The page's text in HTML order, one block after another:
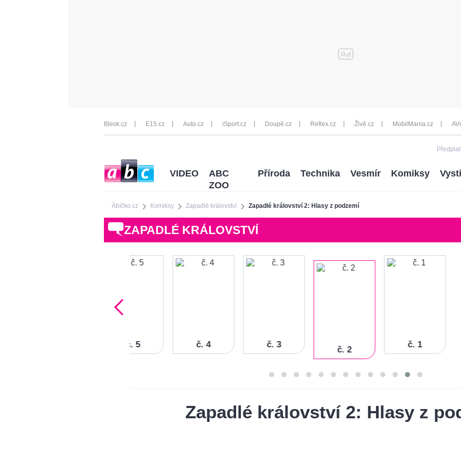
Blesk.cz E15.cz Auto.cz iSport.cz Doupě.cz Reflex.cz Živě.cz MobilMania.cz
Ábíčko.cz Komiksy Zapadlé království Zapadlé království 2: Hlasy z podzemí
VIDEO
ABC
ZOO
Příroda Technika Vesmír Komiksy
ZAPADLÉ KRÁLOVSTVÍ
č. 5 č. 4 č. 3
č. 2
č. 1
Zapadlé království 2: Hlasy z